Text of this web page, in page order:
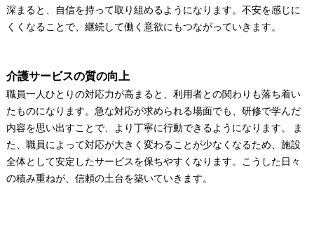
深まると、自信を持って取り組めるようになります。不安を感じに
くくなることで、継続して働く意欲にもつながっていきます。
介護サービスの質の向上
職員一人ひとりの対応力が高まると、利用者との関わりも落ち着い
たものになります。急な対応が求められる場面でも、研修で学んだ
内容を思い出すことで、より丁寧に行動できるようになります。 ま
た、職員によって対応が大きく変わることが少なくなるため、施設
全体として安定したサービスを保ちやすくなります。こうした日々
の積み重ねが、信頼の土台を築いていきます。